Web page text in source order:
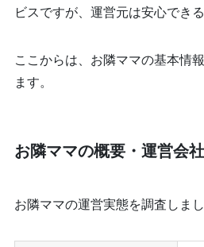
ビスですが、運営元は安心でき
ここからは、お隣ママの基本情
ます。
お隣ママの概要・運営会社
お隣ママの運営実態を調査しまし